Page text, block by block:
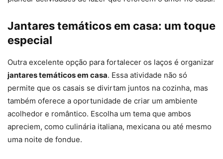
Jantares temáticos em casa: um toque
especial
Outra excelente opção para fortalecer os laços é organizar
jantares temáticos em casa. Essa atividade não só
permite que os casais se divirtam juntos na cozinha, mas
também oferece a oportunidade de criar um ambiente
acolhedor e romântico. Escolha um tema que ambos
apreciem, como culinária italiana, mexicana ou até mesmo
uma noite de fondue.